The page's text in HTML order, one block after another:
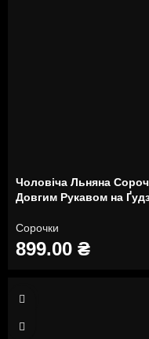
Чоловіча Льняна
Довгим Рукавом на
Сорочки
899.00 ₴
S